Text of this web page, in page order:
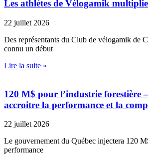
Les athlètes de Vélogamik
22 juillet 2026
Des représentants du Club de vélogamik de
connu un début
Lire la suite »
120 M$ pour l’industrie forestière
accroitre la performance et la
22 juillet 2026
Le gouvernement du Québec injectera 120
performance